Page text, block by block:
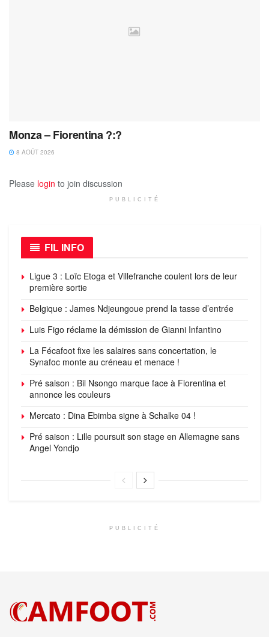
Monza – Fiorentina ?:?
8 AOÛT 2026
Please login to join discussion
PUBLICITÉ
FIL INFO
Ligue 3 : Loïc Etoga et Villefranche coulent lors de leur
première sortie
Belgique : James Ndjeungoue prend la tasse d’entrée
Luis Figo réclame la démission de Gianni Infantino
La Fécafoot fixe les salaires sans concertation, le
Synafoc monte au créneau et menace !
Pré saison : Bil Nsongo marque face à Fiorentina et
annonce les couleurs
Mercato : Dina Ebimba signe à Schalke 04 !
Pré saison : Lille poursuit son stage en Allemagne sans
Angel Yondjo
PUBLICITÉ